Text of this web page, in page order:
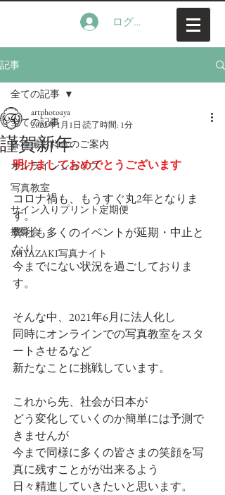
ログイン
記事
全ての記事
各種撮影料金のご案内
オンラインショップ
写真教室
サイン入りプリント定期便
撮影会
MIYAZAKI写真ナイト
全ての記事
謹賀新年
artphotoaya
2022年1月1日 読了時間: 1分
明けましておめでとうございます
コロナ禍も、もうすぐ丸2年となりま
す。
弊社も多くのイベントが延期・中止と
なり
今までにない状況を過ごしておりま
す。
そんな中、2021年6月に法人化し
同時にオンラインでの写真教室をスタ
ートさせるなど
新たなことに挑戦しています。
これから先、社会が日本が
どう変化していくのか簡単には予測で
きませんが
今まで同様に多くの皆さまの笑顔を写
真に残すことがが出来るよう
日々精進していきたいと思います。